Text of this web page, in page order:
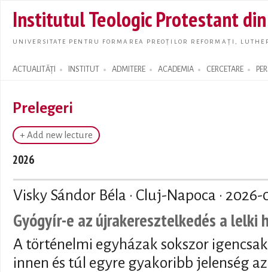
main
Institutul Teologic Protestant
UNIVERSITATE PENTRU FORMAREA PREOȚILOR REFORMAȚI,
ACTUALITĂȚI INSTITUT ADMITERE ACADEMIA CERCETARE
Search form
Prelegeri
+ Add new lecture
2026
Visky Sándor Béla · Cluj-Napoca · 2026-
Gyógyír-e az újrakeresztelkedés a lelki
A történelmi egyházak sokszor
innen és túl egyre gyakoribb jelenség